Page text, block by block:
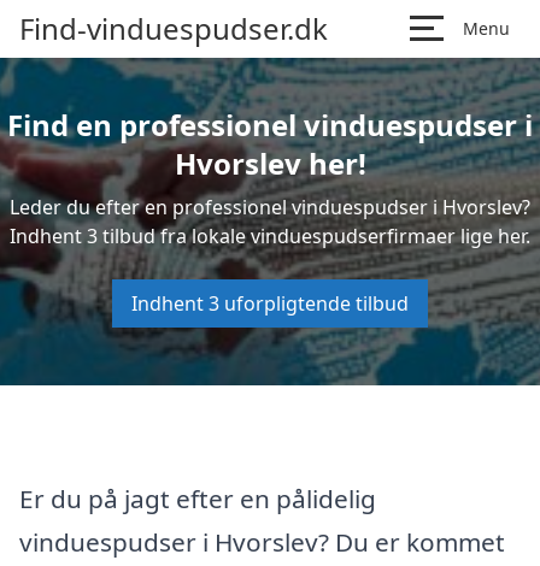
Find-vinduespudser.dk Menu
Find en professionel vinduespudser i
Hvorslev her!
Leder du efter en professionel vinduespudser i Hvorslev?
Indhent 3 tilbud fra lokale vinduespudserfirmaer lige her.
Indhent 3 uforpligtende tilbud
Er du på jagt efter en pålidelig
vinduespudser i Hvorslev? Du er kommet